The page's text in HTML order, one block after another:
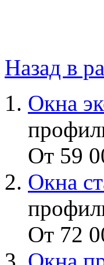
Назад в
Окна
От 59
Окна
От 72